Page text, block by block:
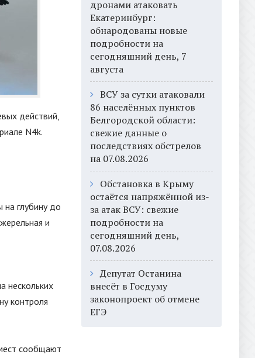
действий,
N4k.
глубину до
и
нескольких
контроля
сообщают
дронами атаковать
Екатеринбург:
обнародованы новые
подробности на
сегодняшний день, 7
августа
ВСУ за сутки атаковали
86 населённых пунктов
Белгородской области:
свежие данные о
последствиях обстрелов
на 07.08.2026
Обстановка в Крыму
остаётся напряжённой из-
за атак ВСУ: свежие
подробности на
сегодняшний день,
07.08.2026
Депутат Останина
внесёт в Госдуму
законопроект об отмене
ЕГЭ